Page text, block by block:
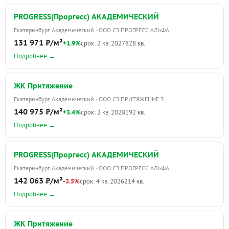
PROGRESS(Проргесс) АКАДЕМИЧЕСКИЙ
Екатеринбург, Академический · ООО СЗ ПРОГРЕСС АЛЬФА
131 971 ₽/м²+1.9%срок: 2 кв. 2027828 кв.
Подробнее →
ЖК Притяжение
Екатеринбург, Академический · ООО СЗ ПРИТЯЖЕНИЕ 3
140 975 ₽/м²+3.4%срок: 2 кв. 2028192 кв.
Подробнее →
PROGRESS(Проргесс) АКАДЕМИЧЕСКИЙ
Екатеринбург, Академический · ООО СЗ ПРОГРЕСС АЛЬФА
142 063 ₽/м²-3.5%срок: 4 кв. 2026214 кв.
Подробнее →
ЖК Притяжение